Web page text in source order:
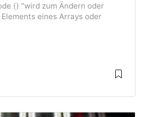
() ”wird zum Ändern oder
eines Arrays oder